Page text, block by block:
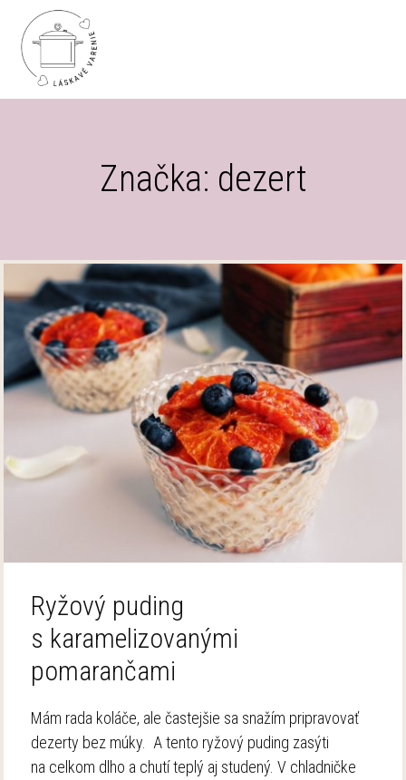
Značka: dezert
Ryžový puding
s karamelizovanými
pomarančami
Mám rada koláče, ale častejšie sa snažím pripravovať
dezerty bez múky. A tento ryžový puding zasýti
na celkom dlho a chutí teplý aj studený. V chladničke